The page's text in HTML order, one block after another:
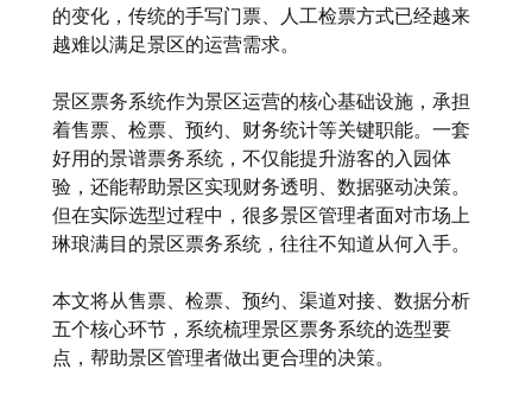
的变化，传统的手写门票、人工检票方式已经越来
越难以满足景区的运营需求。
景区票务系统作为景区运营的核心基础设施，承担
着售票、检票、预约、财务统计等关键职能。一套
好用的景谱票务系统，不仅能提升游客的入园体
验，还能帮助景区实现财务透明、数据驱动决策。
但在实际选型过程中，很多景区管理者面对市场上
琳琅满目的景区票务系统，往往不知道从何入手。
本文将从售票、检票、预约、渠道对接、数据分析
五个核心环节，系统梳理景区票务系统的选型要
点，帮助景区管理者做出更合理的决策。